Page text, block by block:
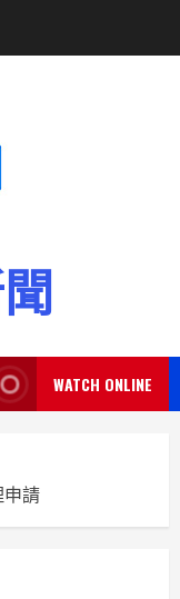
WATCH ONLINE
請